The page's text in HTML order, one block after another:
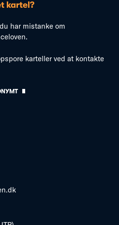
kartel?
har mistanke om
karteller ved at kontakte